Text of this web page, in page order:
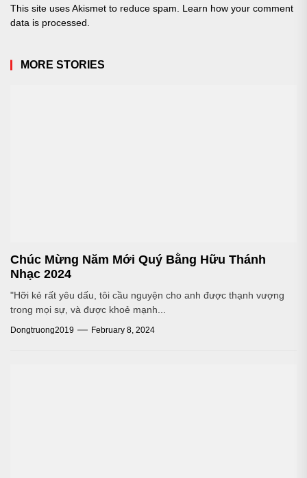
This site uses Akismet to reduce spam. Learn how your comment
data is processed.
MORE STORIES
Chúc Mừng Năm Mới Quý Bằng Hữu Thánh
Nhạc 2024
"Hỡi kẻ rất yêu dấu, tôi cầu nguyện cho anh được thạnh vượng
trong mọi sự, và được khoẻ mạnh...
Dongtruong2019 February 8, 2024